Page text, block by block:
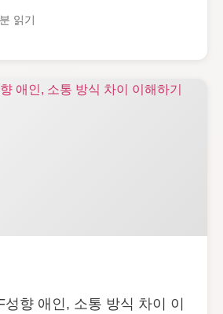
읽기
향 애인, 소통 방식 차이 이